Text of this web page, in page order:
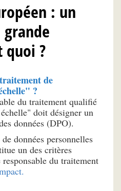
: un
quoi ?
de
?
du traitement qualifié
doit désigner un
données (DPO).
données personnelles
un des critères
du traitement